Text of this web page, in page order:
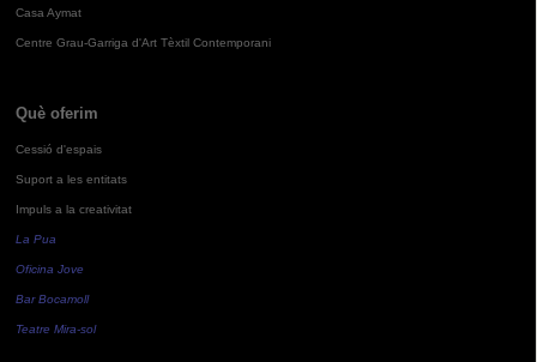
Casa Aymat
Centre Grau-Garriga d'Art Tèxtil Contemporani
Què oferim
Cessió d'espais
Suport a les entitats
Impuls a la creativitat
La Pua
Oficina Jove
Bar Bocamoll
Teatre Mira-sol